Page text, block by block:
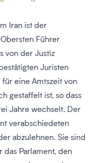
Iran ist der
Führer
von der Justiz
Juristen
eine Amtszeit von
gestaffelt ist, so dass
Jahre wechselt. Der
verabschiedeten
abzulehnen. Sie sind
Parlament, den